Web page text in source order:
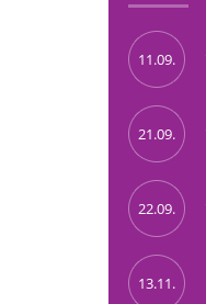
11.09.
21.09.
22.09.
13.11.